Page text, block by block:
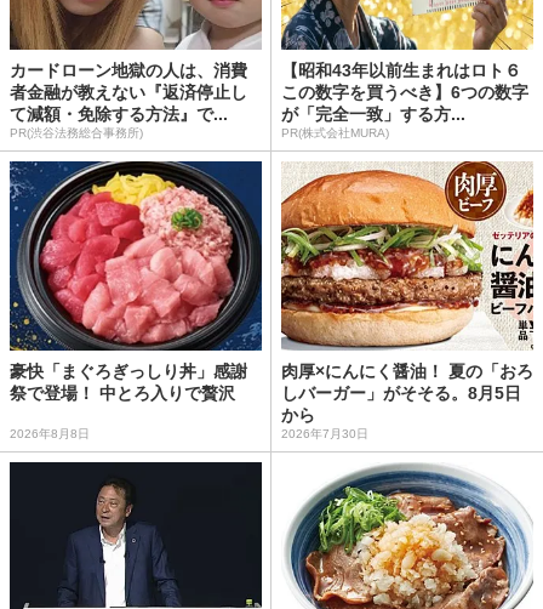
カードローン地獄の人は、消費
者金融が教えない『返済停止し
て減額・免除する方法』で...
PR(渋谷法務総合事務所)
【昭和43年以前生まれはロト６
この数字を買うべき】6つの数字
が「完全一致」する方...
PR(株式会社MURA)
豪快「まぐろぎっしり丼」感謝
祭で登場！ 中とろ入りで贅沢
2026年8月8日
肉厚×にんにく醤油！ 夏の「おろ
しバーガー」がそそる。8月5日
から
2026年7月30日